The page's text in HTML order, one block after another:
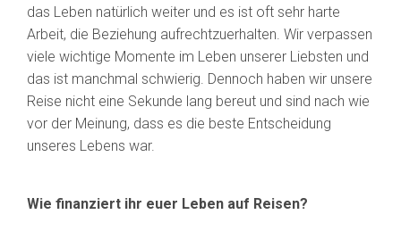
das Leben natürlich weiter und es ist oft sehr harte
Arbeit, die Beziehung aufrechtzuerhalten. Wir verpassen
viele wichtige Momente im Leben unserer Liebsten und
das ist manchmal schwierig. Dennoch haben wir unsere
Reise nicht eine Sekunde lang bereut und sind nach wie
vor der Meinung, dass es die beste Entscheidung
unseres Lebens war.
Wie finanziert ihr euer Leben auf Reisen?